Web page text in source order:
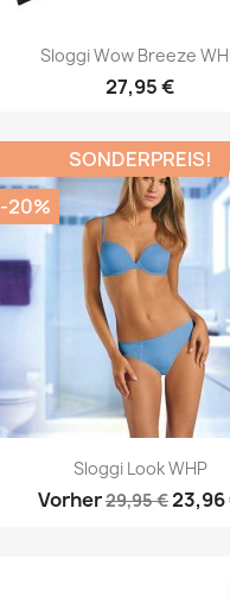
Sloggi Wow Breeze
27,95 €
Sloggi Look WHP
Vorher29,95 €23,96
SONDERPREIS!
-20%